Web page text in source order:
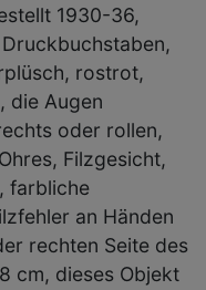
1930-36,
rostrot,
die Augen
oder rollen,
Filzgesicht,
farbliche
an Händen
rechten Seite des
cm, dieses Objekt